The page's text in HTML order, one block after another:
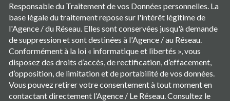
Responsable du Traitement de vos Données personnelles. La
base légale du traitement repose sur l'intérêt légitime de
l'Agence / du Réseau. Elles sont conservées jusqu'à demande
de suppression et sont destinées à l'Agence / au Réseau.
Conformément à la loi « informatique et libertés », vous
disposez des droits d’accès, de rectification, d’effacement,
d’opposition, de limitation et de portabilité de vos données.
Vous pouvez retirer votre consentement à tout moment en
contactant directement l’Agence / Le Réseau. Consultez le